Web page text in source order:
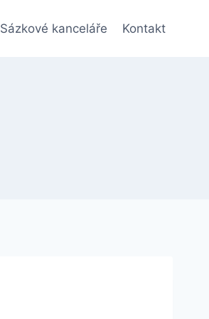
Sázkové kanceláře Kontakt